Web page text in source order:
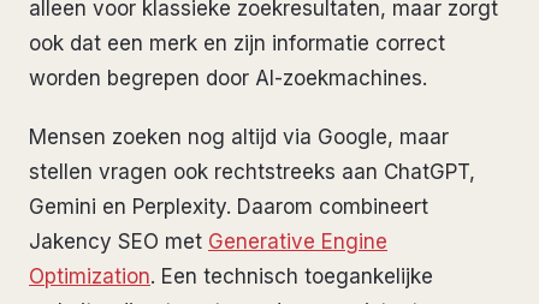
alleen voor klassieke zoekresultaten, maar zorgt
ook dat een merk en zijn informatie correct
worden begrepen door AI-zoekmachines.
Mensen zoeken nog altijd via Google, maar
stellen vragen ook rechtstreeks aan ChatGPT,
Gemini en Perplexity. Daarom combineert
Jakency SEO met Generative Engine
Optimization. Een technisch toegankelijke